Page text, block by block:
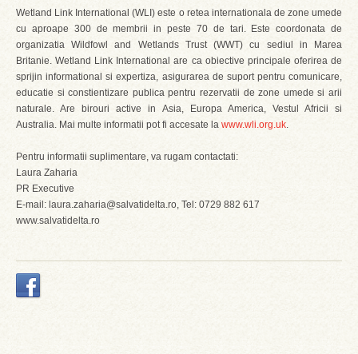
Wetland Link International (WLI) este o retea internationala de zone umede
cu aproape 300 de membrii in peste 70 de tari. Este coordonata de
organizatia Wildfowl and Wetlands Trust (WWT) cu sediul in Marea
Britanie. Wetland Link International are ca obiective principale oferirea de
sprijin informational si expertiza, asigurarea de suport pentru comunicare,
educatie si constientizare publica pentru rezervatii de zone umede si arii
naturale. Are birouri active in Asia, Europa America, Vestul Africii si
Australia. Mai multe informatii pot fi accesate la www.wli.org.uk.
Pentru informatii suplimentare, va rugam contactati:
Laura Zaharia
PR Executive
E-mail: laura.zaharia@salvatidelta.ro, Tel: 0729 882 617
www.salvatidelta.ro